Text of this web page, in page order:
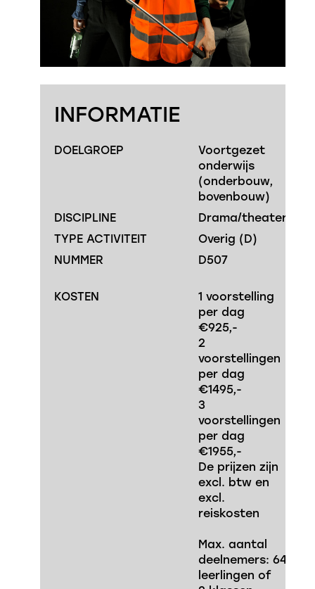
INFORMATIE
DOELGROEP
Voortgezet
onderwijs
(onderbouw,
bovenbouw)
DISCIPLINE
Drama/theater
TYPE ACTIVITEIT
Overig (D)
NUMMER
D507
KOSTEN
1 voorstelling
per dag
€925,-
2
voorstellingen
per dag
€1495,-
3
voorstellingen
per dag
€1955,-
De prijzen zijn
excl. btw en
excl.
reiskosten
Max. aantal
deelnemers: 64
leerlingen of